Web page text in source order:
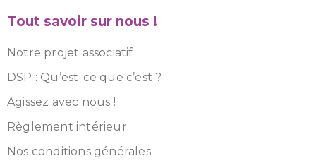
Tout savoir sur nous !
Notre projet associatif
DSP : Qu’est-ce que c’est ?
Agissez avec nous !
Règlement intérieur
Nos conditions générales